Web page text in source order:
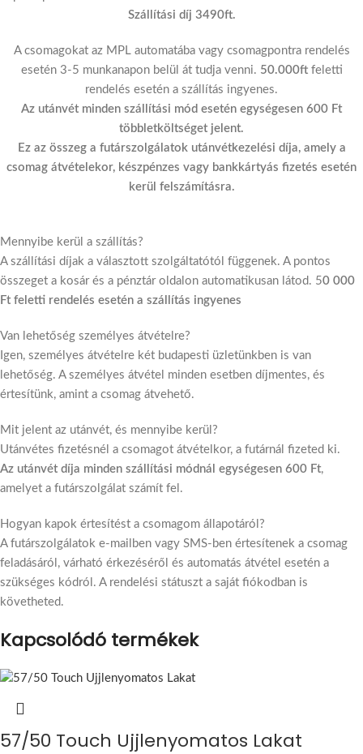
Szállítási díj 3490ft.
A csomagokat az MPL automatába vagy csomagpontra rendelés
esetén 3-5 munkanapon belül át tudja venni. 50.000ftfeletti
rendelés esetén a szállítás ingyenes.
Az utánvét minden szállítási mód esetén egységesen 600 Ft
többletköltséget jelent.
Ez az összeg a futárszolgálatok utánvétkezelési díja, amely a
csomag átvételekor, készpénzes vagy bankkártyás fizetés esetén
kerül felszámításra.
Mennyibe kerül a szállítás?
A szállítási díjak a választott szolgáltatótól függenek. A pontos
összeget a kosár és a pénztár oldalon automatikusan látod. 50 000
Ft feletti rendelés esetén a szállítás ingyenes
Van lehetőség személyes átvételre?
Igen, személyes átvételre két budapesti üzletünkben is van
lehetőség. A személyes átvétel minden esetben díjmentes, és
értesítünk, amint a csomag átvehető.
Mit jelent az utánvét, és mennyibe kerül?
Utánvétes fizetésnél a csomagot átvételkor, a futárnál fizeted ki.
Az utánvét díja minden szállítási módnál egységesen 600 Ft,
amelyet a futárszolgálat számít fel.
Hogyan kapok értesítést a csomagom állapotáról?
A futárszolgálatok e-mailben vagy SMS-ben értesítenek a csomag
feladásáról, várható érkezéséről és automatás átvétel esetén a
szükséges kódról. A rendelési státuszt a saját fiókodban is
követheted.
Kapcsolódó termékek
57/50 Touch Ujjlenyomatos Lakat